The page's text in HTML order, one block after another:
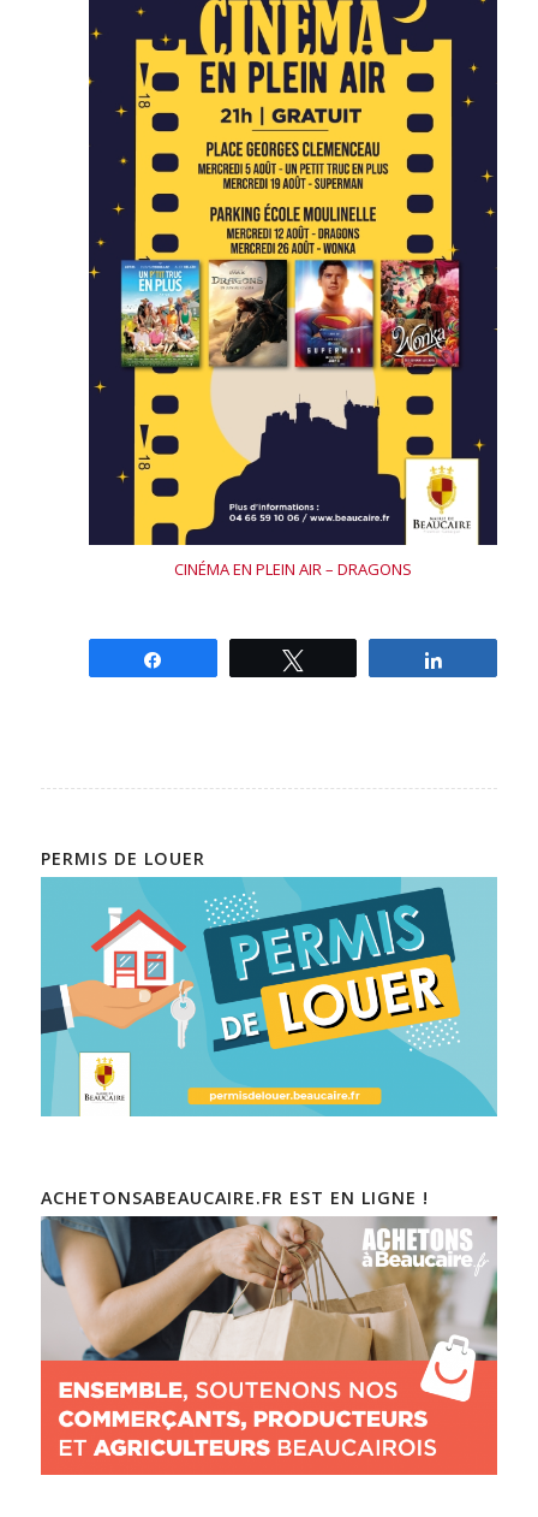
CINÉMA EN PLEIN AIR – DRAGONS
PERMIS DE LOUER
ACHETONSABEAUCAIRE.FR EST EN LIGNE !